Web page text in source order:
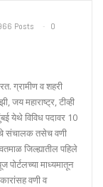
Posts
0
ग्रामीण व शहरी
महाराष्ट्र, टीव्ही
येथे विविध पदावर 10
संचालक तसेच वणी
जिल्ह्यातील पहिले
पोर्टलच्या माध्यमातून
वणी व